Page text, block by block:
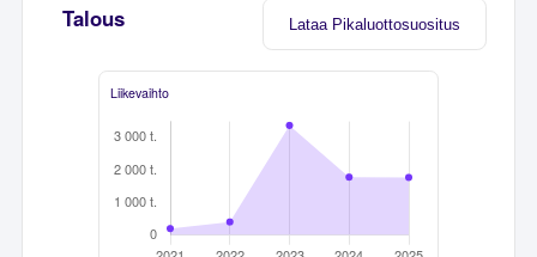
Lataa Pikaluottosuositus
Talous
Liikevaihto